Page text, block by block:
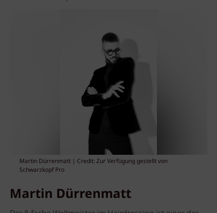
Martin Dürrenmatt | Credit: Zur Verfügung gestellt von
Schwarzkopf Pro
Martin Dürrenmatt